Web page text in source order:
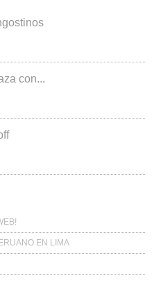
con...
EN LIMA